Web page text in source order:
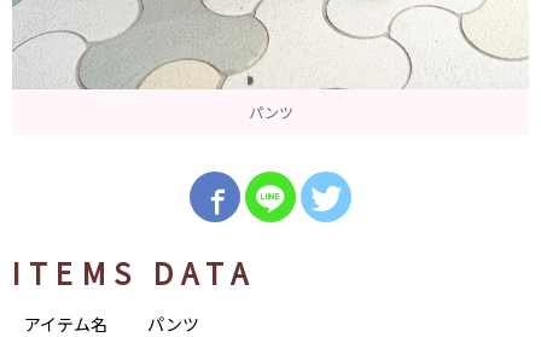
パンツ
ITEMS DATA
アイテム名 パンツ